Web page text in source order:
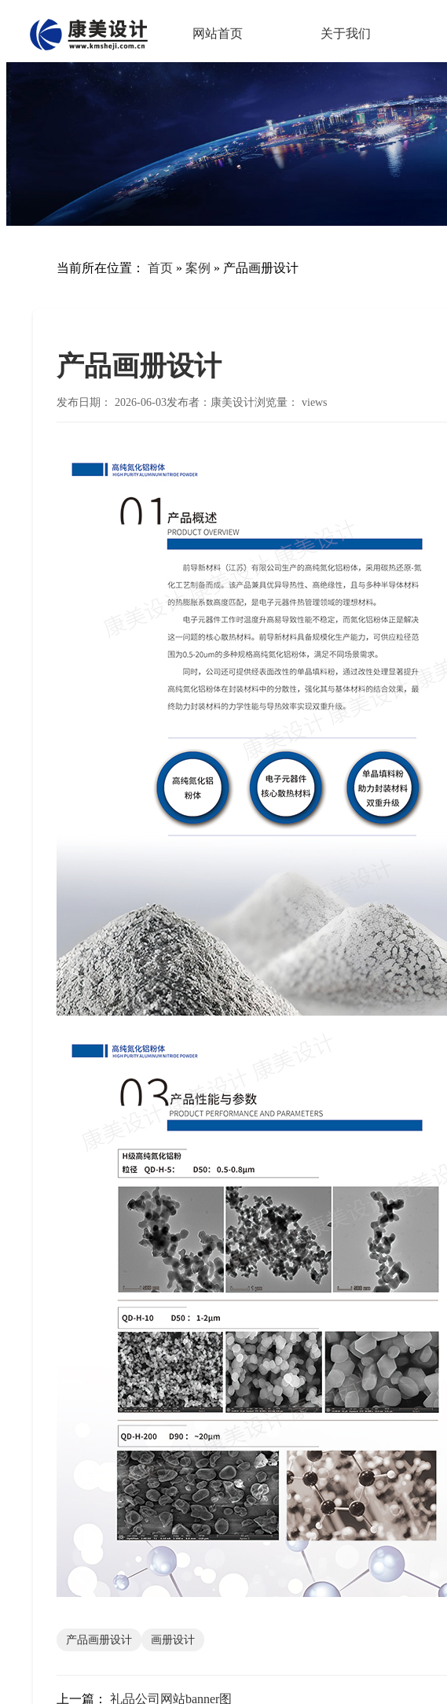
网站首页 关于我们
当前所在位置： 首页 » 案例 » 产品画册设计
产品画册设计
发布日期： 2026-06-03发布者：康美设计浏览量： views
产品画册设计 画册设计
上一篇： 礼品公司网站banner图